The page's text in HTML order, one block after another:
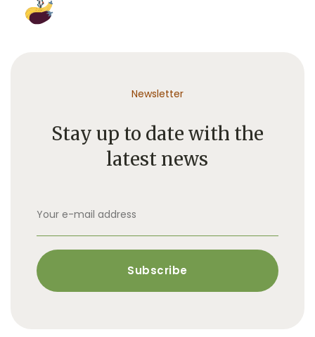
Newsletter
Stay up to date with the
latest news